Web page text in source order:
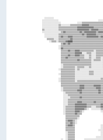
░░▒▒▒▒▒▒▒▒▓▓▒▒▒▒
▒▒▓▓▓▓▒▒░░
▒▒▒▒▓▓▒▒░░
▒▒▓▓▓▓▒▒